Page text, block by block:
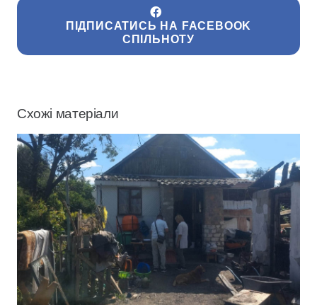
ПІДПИСАТИСЬ НА FACEBOOK
СПІЛЬНОТУ
Схожі матеріали